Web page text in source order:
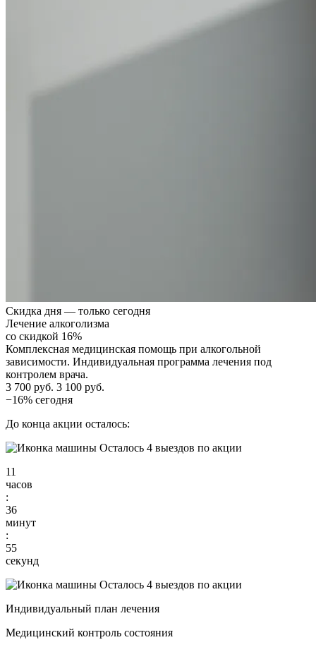
Скидка дня — только сегодня
Лечение алкоголизма
со скидкой 16%
Комплексная медицинская помощь при алкогольной
зависимости. Индивидуальная программа лечения под
контролем врача.
3 700 руб. 3 100 руб.
−16% сегодня
До конца акции осталось:
Осталось 4 выездов по акции
11
часов
:
36
минут
:
54
секунд
Осталось 4 выездов по акции
Индивидуальный план лечения
Медицинский контроль состояния